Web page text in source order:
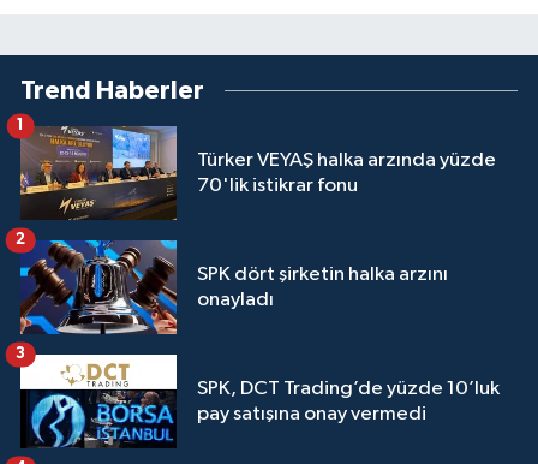
Trend Haberler
Türker VEYAŞ halka arzında yüzde
70'lik istikrar fonu
1
SPK dört şirketin halka arzını
onayladı
2
SPK, DCT Trading’de yüzde 10’luk
pay satışına onay vermedi
3